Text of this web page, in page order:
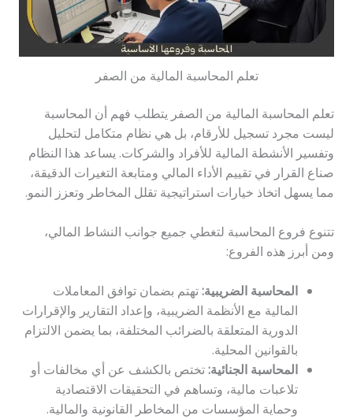
تعلم المحاسبة المالية من الصفر
تعلم المحاسبة المالية من الصفر يتطلب فهم أن المحاسبة
ليست مجرد تسجيل للأرقام، بل هي نظام متكامل لتحليل
وتفسير الأنشطة المالية للأفراد والشركات. يساعد هذا النظام
صناع القرار في تقييم الأداء المالي ومتابعة التغيرات الدقيقة،
مما يسهل اتخاذ خيارات استراتيجية تقلل المخاطر وتعزز النمو.
تتنوع فروع المحاسبة لتغطي جميع جوانب النشاط المالي،
ومن أبرز هذه الفروع:
المحاسبة الضريبية:تهتم بضمان توافق المعاملات
المالية مع الأنظمة الضريبية، وإعداد التقارير والإقرارات
الدورية المتعلقة بالضرائب المختلفة، بما يضمن الالتزام
بالقوانين المحلية.
المحاسبة الجنائية:تختص بالكشف عن أي مخالفات أو
تلاعبات مالية، وتساهم في التحقيقات الاقتصادية
وحماية المؤسسات من المخاطر القانونية والمالية.